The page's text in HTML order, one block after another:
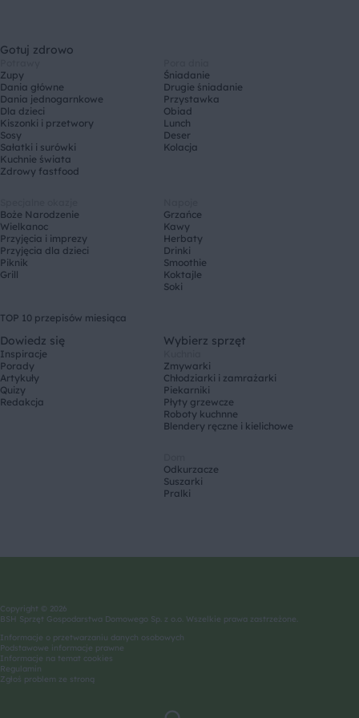
Gotuj zdrowo
Zupy
Dania główne
Dania jednogarnkowe
Dla dzieci
Kiszonki i przetwory
Sosy
Sałatki i surówki
Kuchnie świata
Zdrowy fastfood
Śniadanie
Drugie śniadanie
Przystawka
Obiad
Lunch
Deser
Kolacja
Boże Narodzenie
Wielkanoc
Przyjęcia i imprezy
Przyjęcia dla dzieci
Piknik
Grill
Grzańce
Kawy
Herbaty
Drinki
Smoothie
Koktajle
Soki
TOP 10 przepisów miesiąca
Dowiedz się
Inspiracje
Porady
Artykuły
Quizy
Redakcja
Wybierz sprzęt
Zmywarki
Chłodziarki i zamrażarki
Piekarniki
Płyty grzewcze
Roboty kuchnne
Blendery ręczne i kielichowe
Odkurzacze
Suszarki
Pralki
Copyright © 2026
BSH Sprzęt Gospodarstwa Domowego Sp. z o.o. Wszelkie prawa zastrzeżone.
Informacje o przetwarzaniu danych osobowych
Podstawowe informacje prawne
Informacje na temat cookies
Regulamin
Zgłoś problem ze stroną